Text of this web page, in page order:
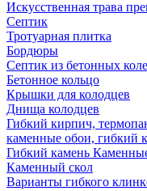
Искусственная трава
Септик
Тротуарная плитка
Бордюры
Септик из бетонных
Бетонное кольцо
Крышки для колодцев
Днища колодцев
Гибкий кирпич,
каменные обои, гибкий
Гибкий камень
Каменный скол
Варианты гибкого